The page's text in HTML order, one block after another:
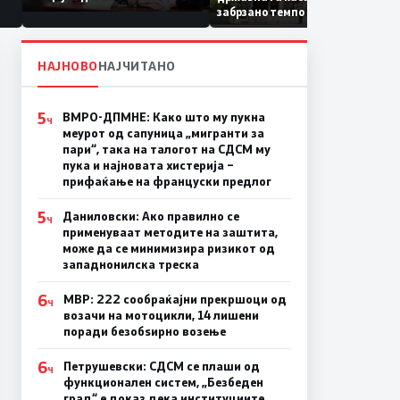
Коридор 8, Македонија
станува раскрсница на
Балканот
забрзано темпо
НАЈНОВОНАЈЧИТАНО
5Ч
ВМРО-ДПМНЕ: Како што му пукна
меурот од сапуница „мигранти за
пари“, така на талогот на СДСМ му
пука и најновата хистерија –
прифаќање на француски предлог
5Ч
Даниловски: Ако правилно се
применуваат методите на заштита,
може да се минимизира ризикот од
западнонилска треска
6Ч
МВР: 222 сообраќајни прекршоци од
возачи на мотоцикли, 14 лишени
поради безобѕирно возење
6Ч
Петрушевски: СДСМ се плаши од
функционален систем, „Безбеден